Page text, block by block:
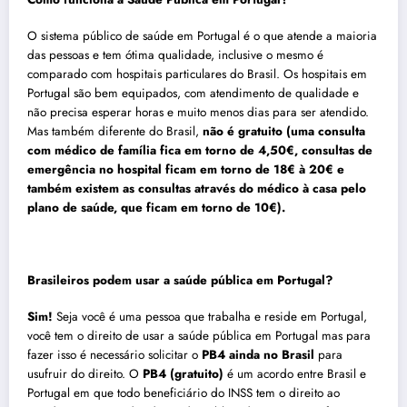
O sistema público de saúde em Portugal é o que atende a maioria
das pessoas e tem ótima qualidade, inclusive o mesmo é
comparado com hospitais particulares do Brasil. Os hospitais em
Portugal são bem equipados, com atendimento de qualidade e
não precisa esperar horas e muito menos dias para ser atendido.
Mas também diferente do Brasil, não é gratuito (uma consulta
com médico de família fica em torno de 4,50€, consultas de
emergência no hospital ficam em torno de 18€ à 20€ e
também existem as consultas através do médico à casa pelo
plano de saúde, que ficam em torno de 10€).
Brasileiros podem usar a saúde pública em Portugal?
Sim! Seja você é uma pessoa que trabalha e reside em Portugal,
você tem o direito de usar a saúde pública em Portugal mas para
fazer isso é necessário solicitar o PB4 ainda no Brasil para
usufruir do direito. O PB4 (gratuito) é um acordo entre Brasil e
Portugal em que todo beneficiário do INSS tem o direito ao